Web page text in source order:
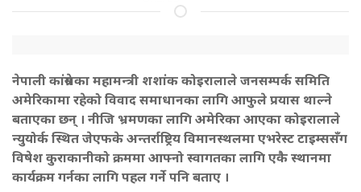
नेपाली कांग्रेसका महामन्त्री शशांक कोइरालाले जनसम्पर्क समिति
अमेरिकामा रहेको विवाद समाधानका लागि आफुले प्रयास थाल्ने
बताएका छन् । नीजि भ्रमणका लागि अमेरिका आएका कोइरालाले
न्युयोर्क स्थित जेएफके अन्तर्राष्ट्रिय विमानस्थलमा एभरेस्ट टाइम्ससँग
विषेश कुराकानीको क्रममा आफ्नो स्वागतका लागि एकै स्थानमा
कार्यक्रम गर्नका लागि पहल गर्ने पनि बताए ।